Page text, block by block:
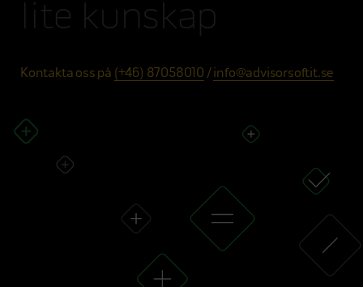
lite kunskap
Kontakta oss på (+46) 87058010 / info@advisorsoftit.se